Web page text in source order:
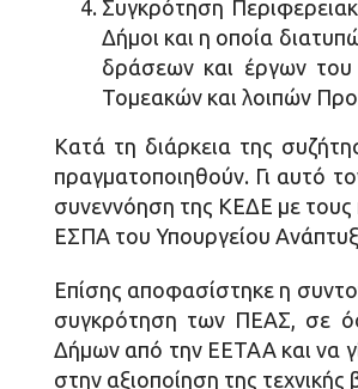
Συγκρότηση
Δήμοι και η οποία
δράσεων και έργων του
Τομεακών και λοιπών
Κατά τη διάρκεια της
πραγματοποιηθούν. Γι αυτό
συνεννόηση της ΚΕΔΕ με τους
ΕΣΠΑ του Υπουργείου
Επίσης αποφασίστηκε η
συγκρότηση των ΠΕΑΣ, σε
Δήμων από την ΕΕΤΑΑ και να
στην αξιοποίηση της